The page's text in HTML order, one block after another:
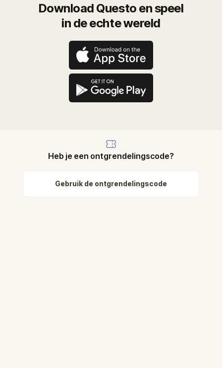
Download Questo en speel
in de echte wereld
Heb je een ontgrendelingscode?
Gebruik de ontgrendelingscode